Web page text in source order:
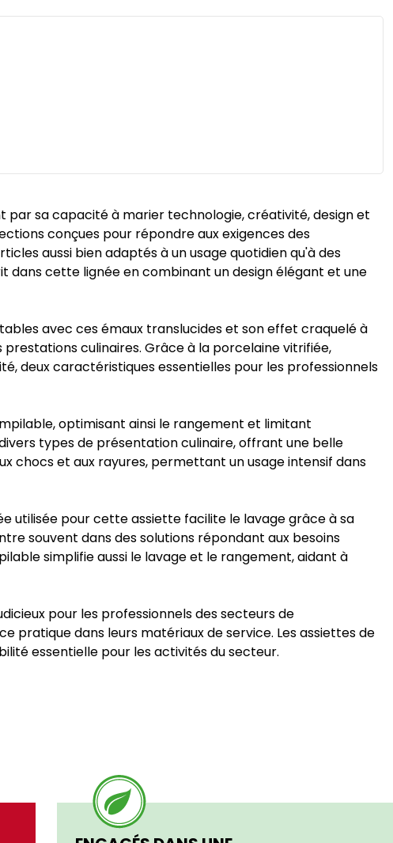
par sa capacité à marier technologie, créativité, design et
conçues pour répondre aux exigences des
aussi bien adaptés à un usage quotidien qu'à des
dans cette lignée en combinant un design élégant et une
avec ces émaux translucides et son effet craquelé à
culinaires. Grâce à la porcelaine vitrifiée,
deux caractéristiques essentielles pour les professionnels
optimisant ainsi le rangement et limitant
types de présentation culinaire, offrant une belle
chocs et aux rayures, permettant un usage intensif dans
utilisée pour cette assiette facilite le lavage grâce à sa
souvent dans des solutions répondant aux besoins
simplifie aussi le lavage et le rangement, aidant à
pour les professionnels des secteurs de
pratique dans leurs matériaux de service. Les assiettes de
essentielle pour les activités du secteur.